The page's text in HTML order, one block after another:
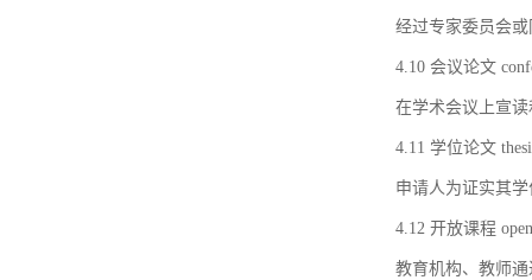
经过专家委员会
4.10 会议论文
在学术会议上宣
4.11 学位论文
申请人为证实其
4.12 开放课程
教育机构、教师